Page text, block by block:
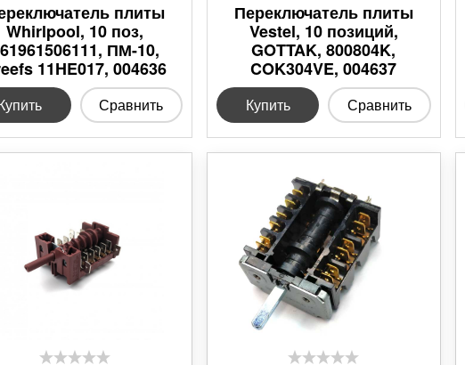
плиты
Whirlpool, 10 поз,
ПМ-10,
11HE017, 004636
Сравнить
Переключатель плиты
Vestel, 10 позиций,
GOTTAK, 800804K,
COK304VE, 004637
Купить Сравнить